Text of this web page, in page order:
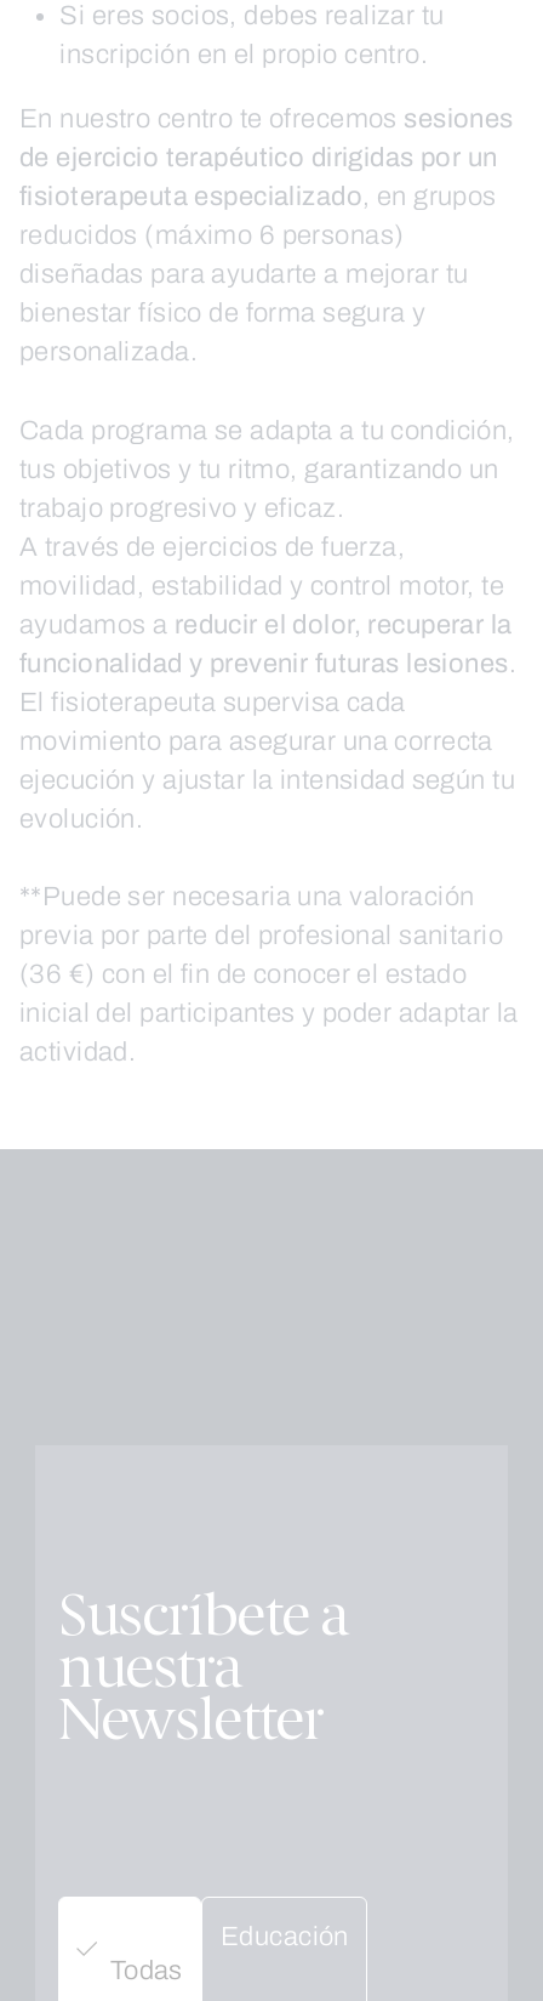
Si eres socios, debes realizar tu
inscripción en el propio centro.
En nuestro centro te ofrecemos sesiones
de ejercicio terapéutico dirigidas por un
fisioterapeuta especializado, en grupos
reducidos (máximo 6 personas)
diseñadas para ayudarte a mejorar tu
bienestar físico de forma segura y
personalizada.
Cada programa se adapta a tu condición,
tus objetivos y tu ritmo, garantizando un
trabajo progresivo y eficaz.
A través de ejercicios de fuerza,
movilidad, estabilidad y control motor, te
ayudamos a reducir el dolor, recuperar la
funcionalidad y prevenir futuras lesiones.
El fisioterapeuta supervisa cada
movimiento para asegurar una correcta
ejecución y ajustar la intensidad según tu
evolución.
**Puede ser necesaria una valoración
previa por parte del profesional sanitario
(36 €) con el fin de conocer el estado
inicial del participantes y poder adaptar la
actividad.
Suscríbete a
nuestra
Newsletter
Todas
Educación